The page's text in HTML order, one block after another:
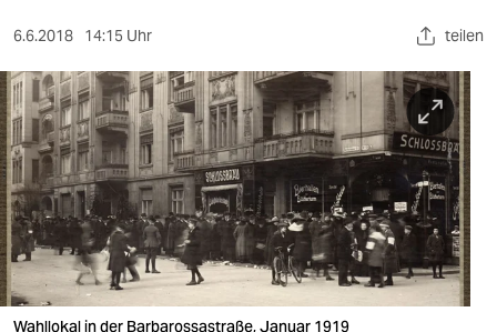
sport
berlin
nord
wahrheit
verlag
verlag
6.6.2018 14:15 Uhr teilen
Wahllokal in der Barbarossastraße, Januar 1919